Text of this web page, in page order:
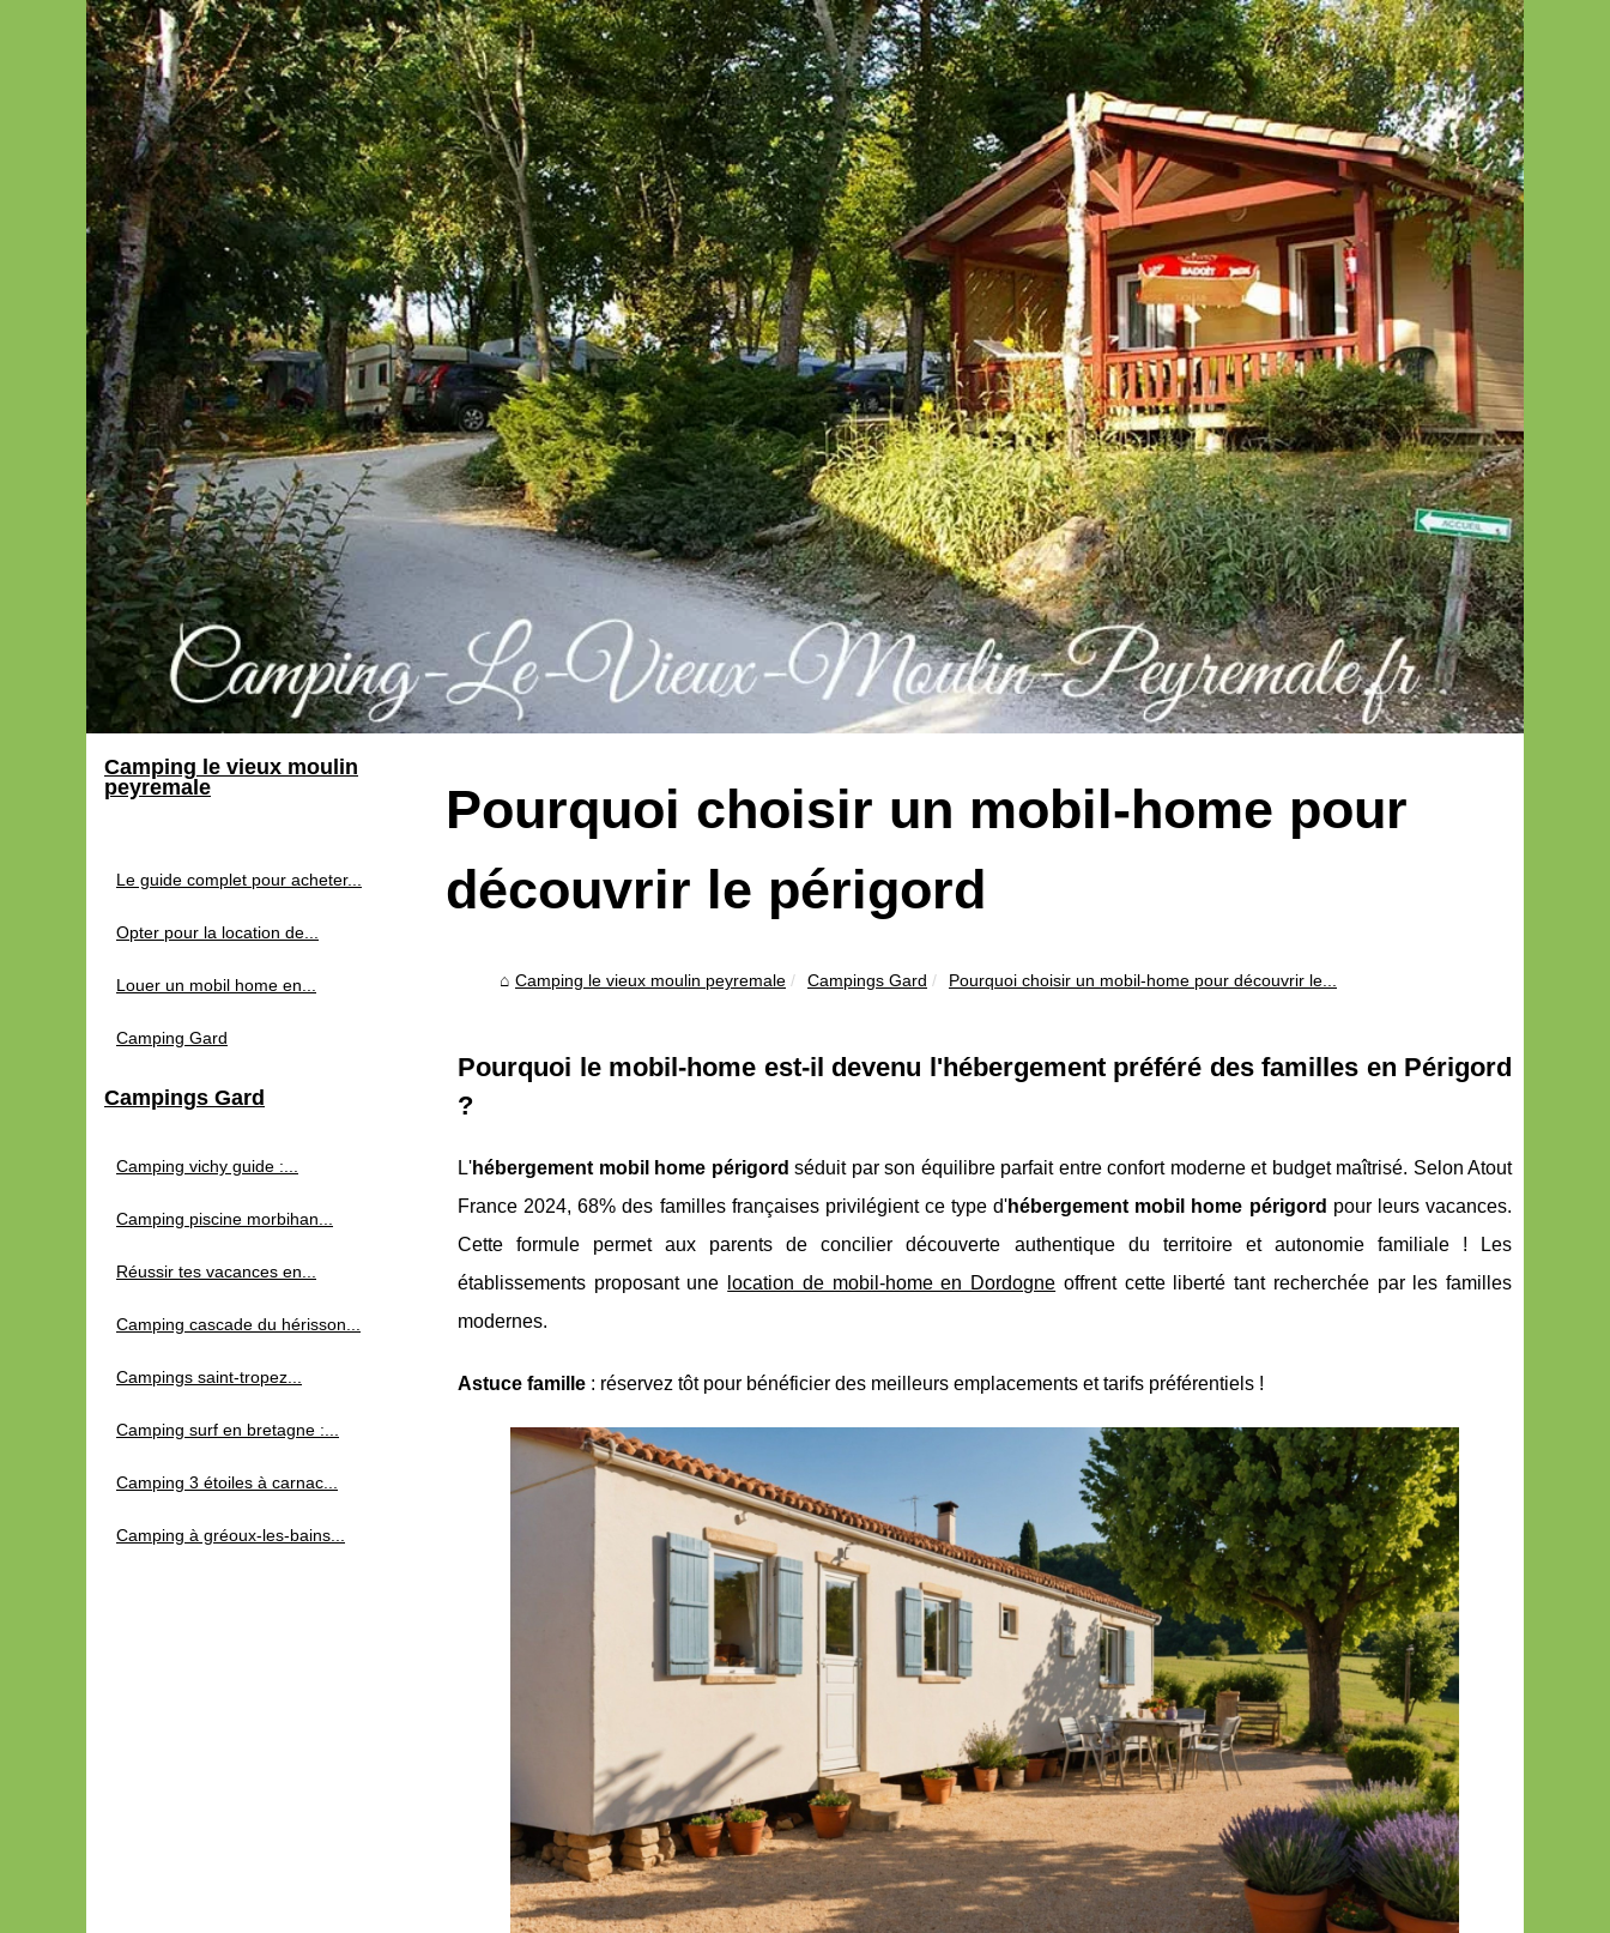
Pourquoi choisir un mobil-home pour
découvrir le périgord
Camping le vieux moulin peyremale Campings Gard Pourquoi choisir un mobil-home pour découvrir le...
Pourquoi le mobil-home est-il devenu l'hébergement préféré des familles en Périgord
?
L'hébergement mobil home périgord séduit par son équilibre parfait entre confort moderne et budget maîtrisé. Selon Atout
France 2024, 68% des familles françaises privilégient ce type d'hébergement mobil home périgord pour leurs vacances.
Cette formule permet aux parents de concilier découverte authentique du territoire et autonomie familiale ! Les
établissements proposant une
location de mobil-home en Dordogne offrent cette liberté tant recherchée par les familles
modernes.
Astuce famille : réservez tôt pour bénéficier des meilleurs emplacements et tarifs préférentiels !
Camping le vieux moulin
peyremale
Le guide complet pour acheter...
Opter pour la location de...
Louer un mobil home en...
Camping Gard
Campings Gard
Camping vichy guide :...
Camping piscine morbihan...
Réussir tes vacances en...
Camping cascade du hérisson...
Campings saint-tropez...
Camping surf en bretagne :...
Camping 3 étoiles à carnac...
Camping à gréoux-les-bains...